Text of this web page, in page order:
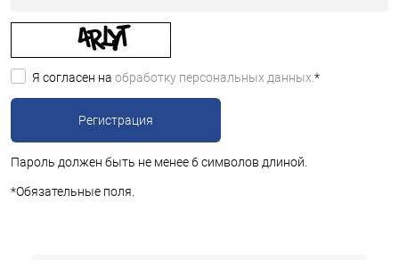
Я согласен на обработку персональных данных. *
Пароль должен быть не менее 6 символов длиной.
*Обязательные поля.